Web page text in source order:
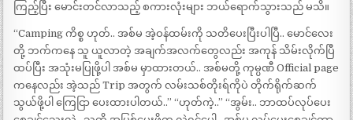
ကြည့်ပြီး မောင်းတင်လာသည့် စကားလုံးများ ဘယ်ရောက်သွားသည် မသိ။
“Camping ကိစ္စ ဟုတ်.. အစ်မ အဲ့ဝန်ထမ်းကို သတိပေးပြီးပါပြီ.. မောင်လေး
တို့ ဘက်ကနေ သူ ယူလာတဲ့ အချက်အလက်တွေလည်း အကုန် သိမ်းလိုက်ပြီ
ထပ်ပြီး အသုံးမပြုဖို့ပါ အစ်မ မှာထားတယ်.. အစ်မတို့ ကုမ္ပဏီ Official page
ကနေလည်း အဲ့သည် Trip အတွက် လမ်းသစ်တိုးရ်ကိုပဲ တိုက်ရိုက်ဆက်
သွယ်ဖို့ပါ ကြေငြာ ပေးထားပါတယ်..” “ဟုတ်ကဲ့..” “အွမ်း.. ဘာထပ်လုပ်ပေး